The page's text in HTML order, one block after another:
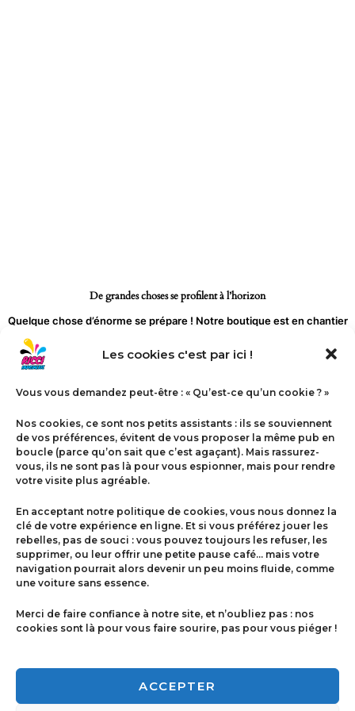
Les cookies c'est par ici !
Vous vous demandez peut-être : « Qu’est-ce qu’un cookie ? »
Nos cookies, ce sont nos petits assistants : ils se souviennent
de vos préférences, évitent de vous proposer la même pub en
boucle (parce qu’on sait que c’est agaçant). Mais rassurez-
vous, ils ne sont pas là pour vous espionner, mais pour rendre
votre visite plus agréable.
En acceptant notre politique de cookies, vous nous donnez la
clé de votre expérience en ligne. Et si vous préférez jouer les
rebelles, pas de souci : vous pouvez toujours les refuser, les
supprimer, ou leur offrir une petite pause café… mais votre
navigation pourrait alors devenir un peu moins fluide, comme
une voiture sans essence.
Merci de faire confiance à notre site, et n’oubliez pas : nos
cookies sont là pour vous faire sourire, pas pour vous piéger !
ACCEPTER
De grandes choses se profilent à l’horizon
Quelque chose d’énorme se prépare ! Notre boutique est en chantier
Contact
Politique de cookies